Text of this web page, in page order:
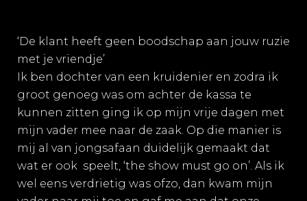
‘De klant heeft geen boodschap aan jouw ruzie
met je vriendje’
Ik ben dochter van een kruidenier en zodra ik
groot genoeg was om achter de kassa te
kunnen zitten ging ik op mijn vrije dagen met
mijn vader mee naar de zaak. Op die manier is
mij al van jongsafaan duidelijk gemaakt dat
wat er ook speelt, ‘the show must go on’. Als ik
wel eens verdrietig was ofzo, dan kwam mijn